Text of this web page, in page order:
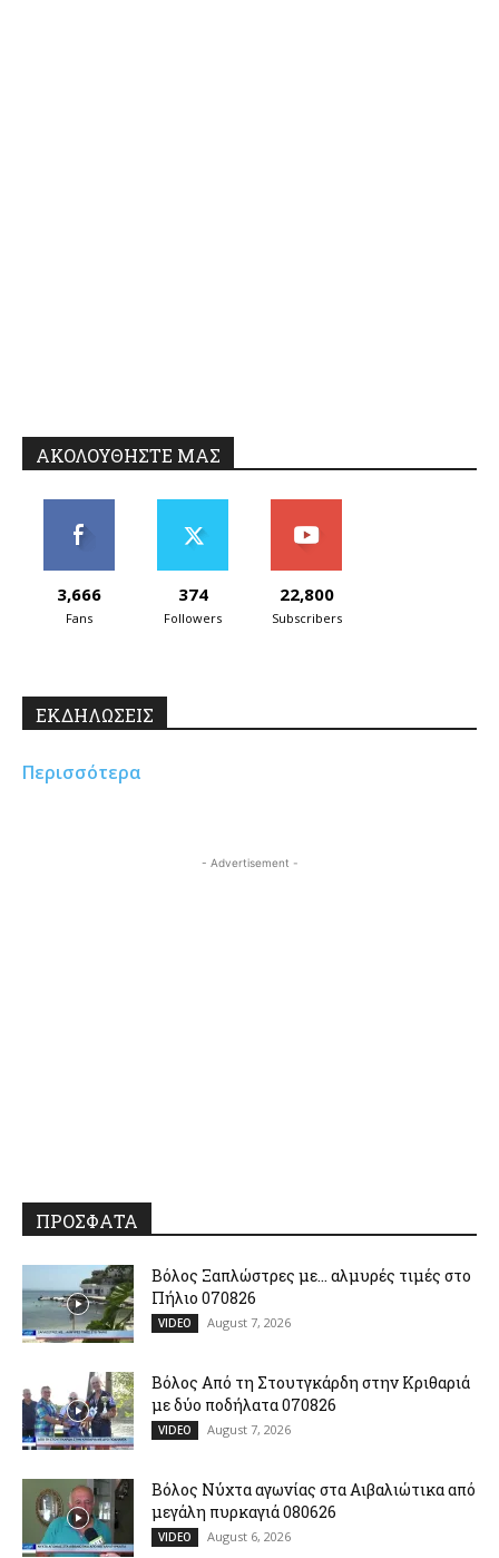
ΑΚΟΛΟΥΘΗΣΤΕ ΜΑΣ
3,666
Fans
374
Followers
22,800
Subscribers
ΕΚΔΗΛΩΣΕΙΣ
Περισσότερα
- Advertisement -
ΠΡΟΣΦΑΤΑ
Βόλος Ξαπλώστρες με… αλμυρές τιμές στο
Πήλιο 070826
VIDEO August 7, 2026
Βόλος Από τη Στουτγκάρδη στην Κριθαριά
με δύο ποδήλατα 070826
VIDEO August 7, 2026
Βόλος Νύχτα αγωνίας στα Αιβαλιώτικα από
μεγάλη πυρκαγιά 080626
VIDEO August 6, 2026